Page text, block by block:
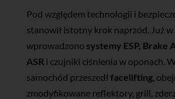
Pod względem technologii i
stanowił istotny krok naprzód. Już
wprowadzono systemy ESP, Brake
ASR i czujniki ciśnienia w oponach.
samochód przeszedłfacelifting,
zmodyfikowane reflektory, grill,